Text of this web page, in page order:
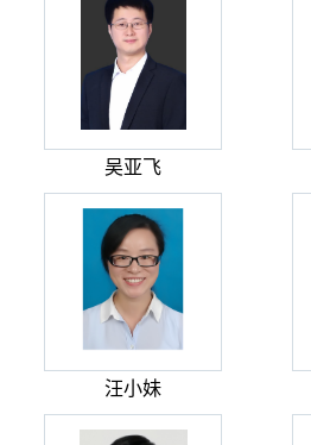
吴亚飞
汪小妹